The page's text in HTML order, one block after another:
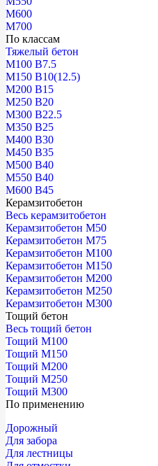
М600
М700
По классам
Тяжелый бетон
М100 В7.5
М150 В10(12.5)
М200 В15
М250 В20
М300 В22.5
М350 В25
М400 В30
М450 В35
М500 В40
М550 В40
М600 В45
Керамзитобетон
Весь керамзитобетон
Керамзитобетон М50
Керамзитобетон М75
Керамзитобетон М100
Керамзитобетон М150
Керамзитобетон М200
Керамзитобетон М250
Керамзитобетон М300
Тощий бетон
Весь тощий бетон
Тощий М100
Тощий М150
Тощий М200
Тощий М250
Тощий М300
По применению
Дорожный
Для забора
Для лестницы